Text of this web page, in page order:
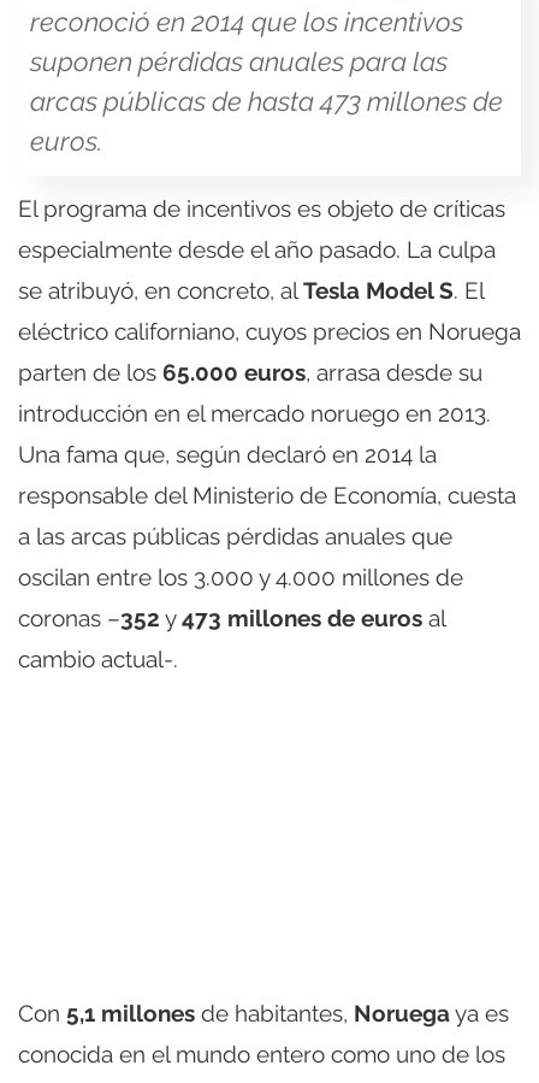
reconoció en 2014 que los incentivos
suponen pérdidas anuales para las
arcas públicas de hasta 473 millones de
euros.
El programa de incentivos es objeto de críticas
especialmente desde el año pasado. La culpa
se atribuyó, en concreto, alTesla Model S. El
eléctrico californiano, cuyos precios en Noruega
parten de los 65.000 euros, arrasa desde su
introducción en el mercado noruego en 2013.
Una fama que, según declaró en 2014 la
responsable del Ministerio de Economía, cuesta
a las arcas públicas pérdidas anuales que
oscilan entre los 3.000 y 4.000 millones de
coronas –352 y473 millones de euros al
cambio actual-.
Con 5,1 millones de habitantes, Noruegaya es
conocida en el mundo entero como uno de los